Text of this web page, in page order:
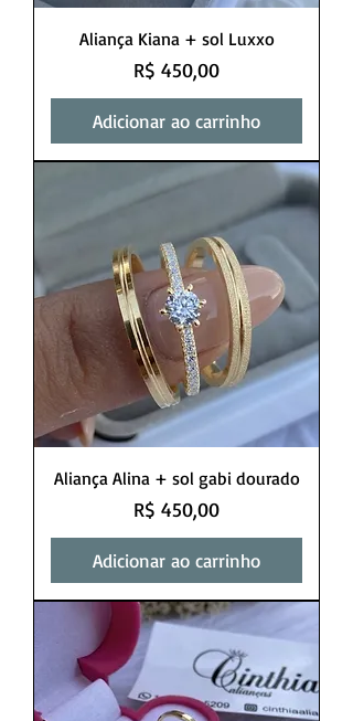
Aliança Kiana + sol Luxxo
Preço
R$ 450,00
Adicionar ao carrinho
Aliança Alina + sol gabi dourado
Preço
R$ 450,00
Adicionar ao carrinho